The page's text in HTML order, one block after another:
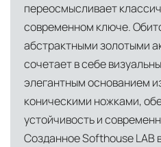
переосмысливает
современном ключе.
абстрактными золотыми
сочетает в себе
элегантным основанием
коническими ножками,
устойчивость и
Созданное Softhouse LAB